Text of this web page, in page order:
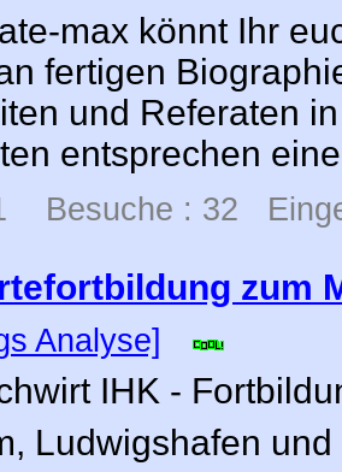
max könnt Ihr
fertigen
und Referaten
entsprechen
Besuche : 32
zum
Analyse]
IHK -
Ludwigshafen